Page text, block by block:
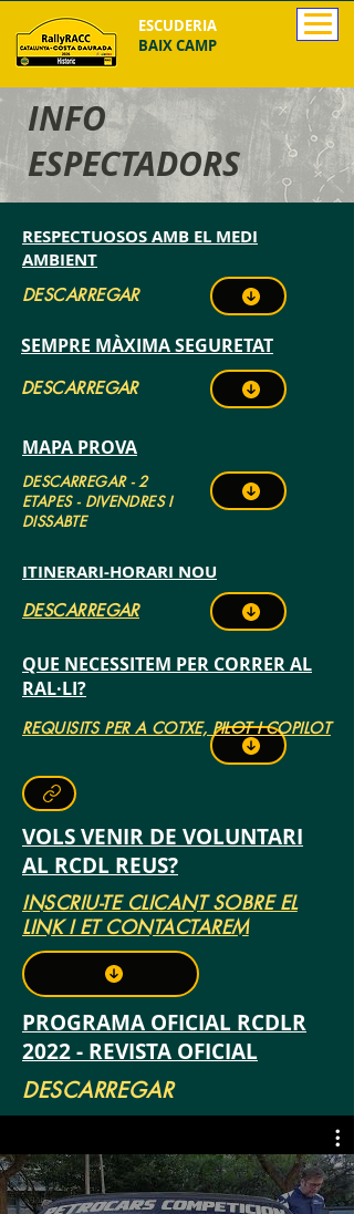
ESCUDERIA
BAIX CAMP
INFO
ESPECTADORS
RESPECTUOSOS AMB EL MEDI
AMBIENT
DESCARREGAR
SEMPRE MÀXIMA SEGURETAT
DESCARREGAR
MAPA PROVA
DESCARREGAR - 2
ETAPES - DIVENDRES I
DISSABTE
ITINERARI-HORARI NOU
DESCARREGAR
QUE NECESSITEM PER CORRER AL
RAL·LI?
REQUISITS PER A COTXE, PILOT I COPILOT
VOLS VENIR DE VOLUNTARI
AL RCDL REUS?
INSCRIU-TE CLICANT SOBRE EL
LINK I ET CONTACTAREM
PROGRAMA OFICIAL RCDLR
2022 - REVISTA OFICIAL
DESCARREGAR